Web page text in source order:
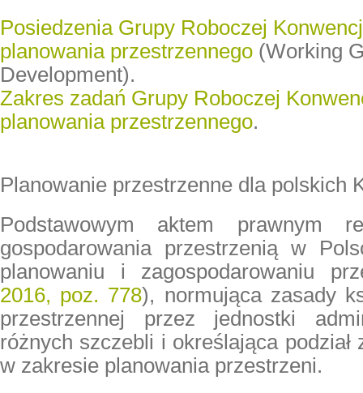
Posiedzenia Grupy Roboczej
planowania przestrzennego (Working
Development).
Zakres zadań Grupy Roboczej
planowania przestrzennego.
Planowanie przestrzenne dla polskich
Podstawowym aktem prawnym
gospodarowania przestrzenią w
planowaniu i zagospodarowaniu
2016, poz. 778), normująca zasady
przestrzennej przez jednostki
różnych szczebli i określająca podział
w zakresie planowania przestrzeni.